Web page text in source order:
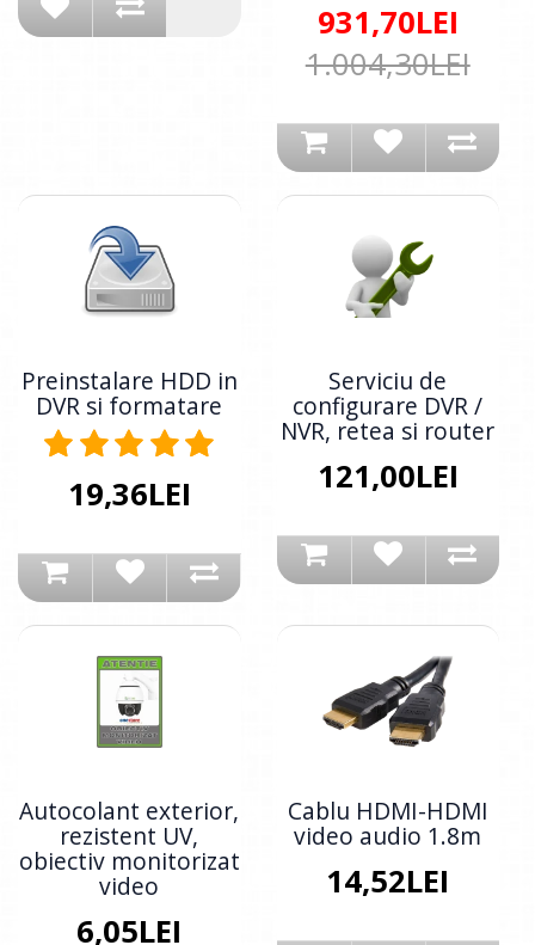
931,70LEI
1.004,30LEI
Preinstalare HDD in
DVR si formatare
19,36LEI
Serviciu de
configurare DVR /
NVR, retea si router
121,00LEI
Autocolant exterior,
rezistent UV,
obiectiv monitorizat
video
6,05LEI
Cablu HDMI-HDMI
video audio 1.8m
14,52LEI